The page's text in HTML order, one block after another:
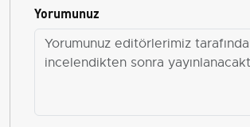
Yorumunuz